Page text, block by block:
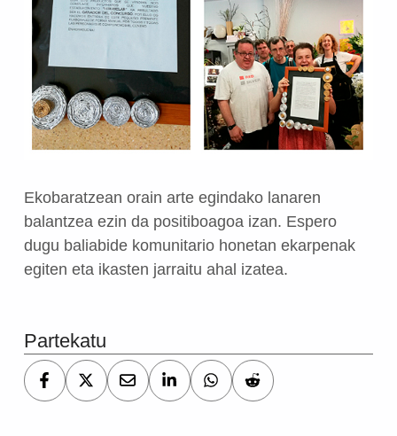
Ekobaratzean orain arte egindako lanaren
balantzea ezin da positiboagoa izan. Espero
dugu baliabide komunitario honetan ekarpenak
egiten eta ikasten jarraitu ahal izatea.
Skip back to main navigation
Partekatu